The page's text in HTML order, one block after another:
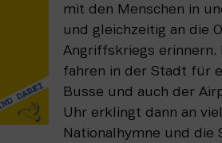
mit den Menschen in
und gleichzeitig an die
Angriffskriegs
fahren in der Stadt für
Busse und auch der
Uhr erklingt dann an
Nationalhymne und die